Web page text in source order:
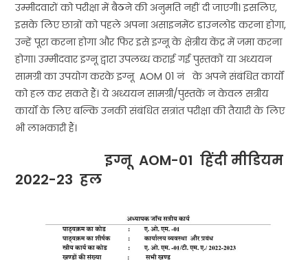
उम्मीदवारों को परीक्षा में बैठने की अनुमति नहीं दी जाएगी। इसलिए,
इसके लिए छात्रों को पहले अपना असाइनमेंट डाउनलोड करना होगा,
उन्हें पूरा करना होगा और फिर इसे इग्नू के क्षेत्रीय केंद्र में जमा करना
होगा। उम्मीदवार इग्नू द्वारा उपलब्ध कराई गई पुस्तकों या अध्ययन
सामग्री का उपयोग करके इग्नू AOM 01 नं के अपने संबंधित कार्यों
को हल कर सकते हैं। ये अध्ययन सामग्री/पुस्तकें न केवल सत्रीय
कार्यों के लिए बल्कि उनकी संबंधित सत्रांत परीक्षा की तैयारी के लिए
भी लाभकारी हैं।
इग्नू AOM-01हिंदी मीडियम
2022-23 हल